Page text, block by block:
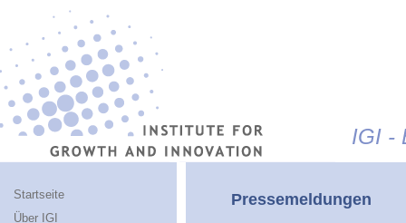
IGI -
Pressemeldungen
Startseite
Über IGI